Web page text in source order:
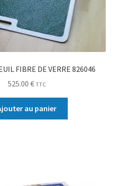
FIBRE DE VERRE 826046
525.00 € TTC
au panier